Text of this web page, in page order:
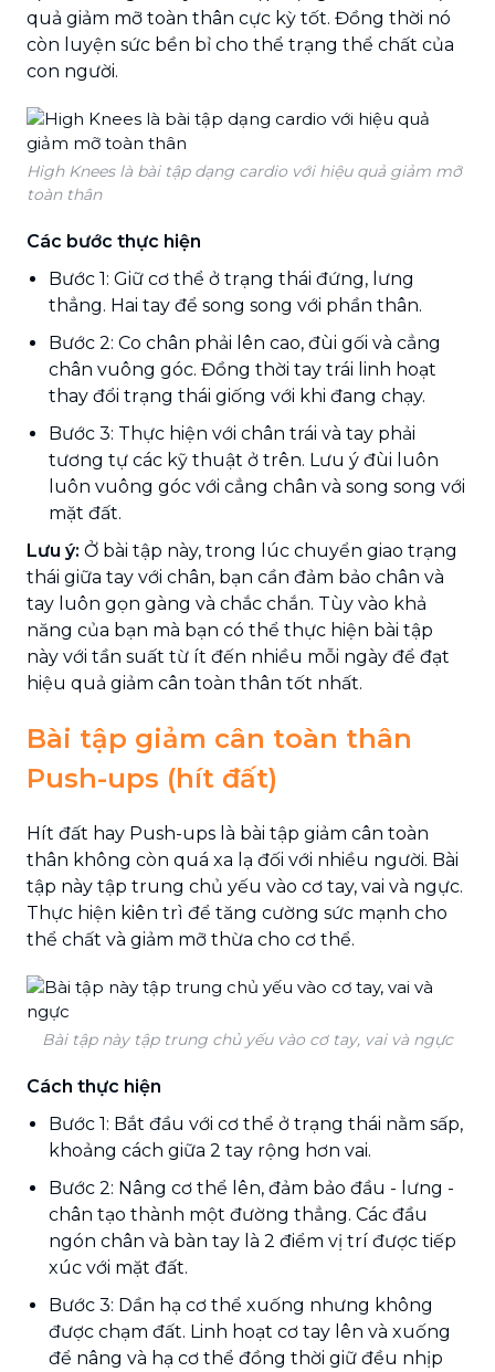
quả giảm mỡ toàn thân cực kỳ tốt. Đồng thời nó
còn luyện sức bền bỉ cho thể trạng thể chất của
con người.
High Knees là bài tập dạng cardio với hiệu quả giảm mỡ
toàn thân
Các bước thực hiện
Bước 1: Giữ cơ thể ở trạng thái đứng, lưng
thẳng. Hai tay để song song với phần thân.
Bước 2: Co chân phải lên cao, đùi gối và cẳng
chân vuông góc. Đồng thời tay trái linh hoạt
thay đổi trạng thái giống với khi đang chạy.
Bước 3: Thực hiện với chân trái và tay phải
tương tự các kỹ thuật ở trên. Lưu ý đùi luôn
luôn vuông góc với cẳng chân và song song với
mặt đất.
Lưu ý: Ở bài tập này, trong lúc chuyển giao trạng
thái giữa tay với chân, bạn cần đảm bảo chân và
tay luôn gọn gàng và chắc chắn. Tùy vào khả
năng của bạn mà bạn có thể thực hiện bài tập
này với tần suất từ ít đến nhiều mỗi ngày để đạt
hiệu quả giảm cân toàn thân tốt nhất.
Bài tập giảm cân toàn thân
Push-ups (hít đất)
Hít đất hay Push-ups là bài tập giảm cân toàn
thân không còn quá xa lạ đối với nhiều người. Bài
tập này tập trung chủ yếu vào cơ tay, vai và ngực.
Thực hiện kiên trì để tăng cường sức mạnh cho
thể chất và giảm mỡ thừa cho cơ thể.
Bài tập này tập trung chủ yếu vào cơ tay, vai và ngực
Cách thực hiện
Bước 1: Bắt đầu với cơ thể ở trạng thái nằm sấp,
khoảng cách giữa 2 tay rộng hơn vai.
Bước 2: Nâng cơ thể lên, đảm bảo đầu - lưng -
chân tạo thành một đường thẳng. Các đầu
ngón chân và bàn tay là 2 điểm vị trí được tiếp
xúc với mặt đất.
Bước 3: Dần hạ cơ thể xuống nhưng không
được chạm đất. Linh hoạt cơ tay lên và xuống
để nâng và hạ cơ thể đồng thời giữ đều nhịp